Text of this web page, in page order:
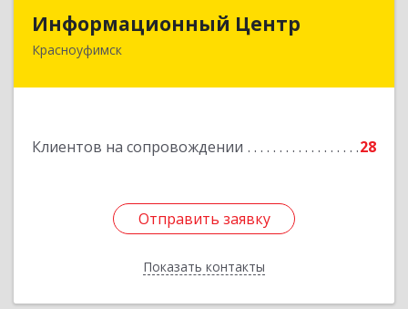
Информационный Центр
Красноуфимск
Клиентов на сопровождении 28
Отправить заявку
Показать контакты
Информационный Центр
623300, Свердловская обл, Красноуфимск г,
Отправить заявку
Назад